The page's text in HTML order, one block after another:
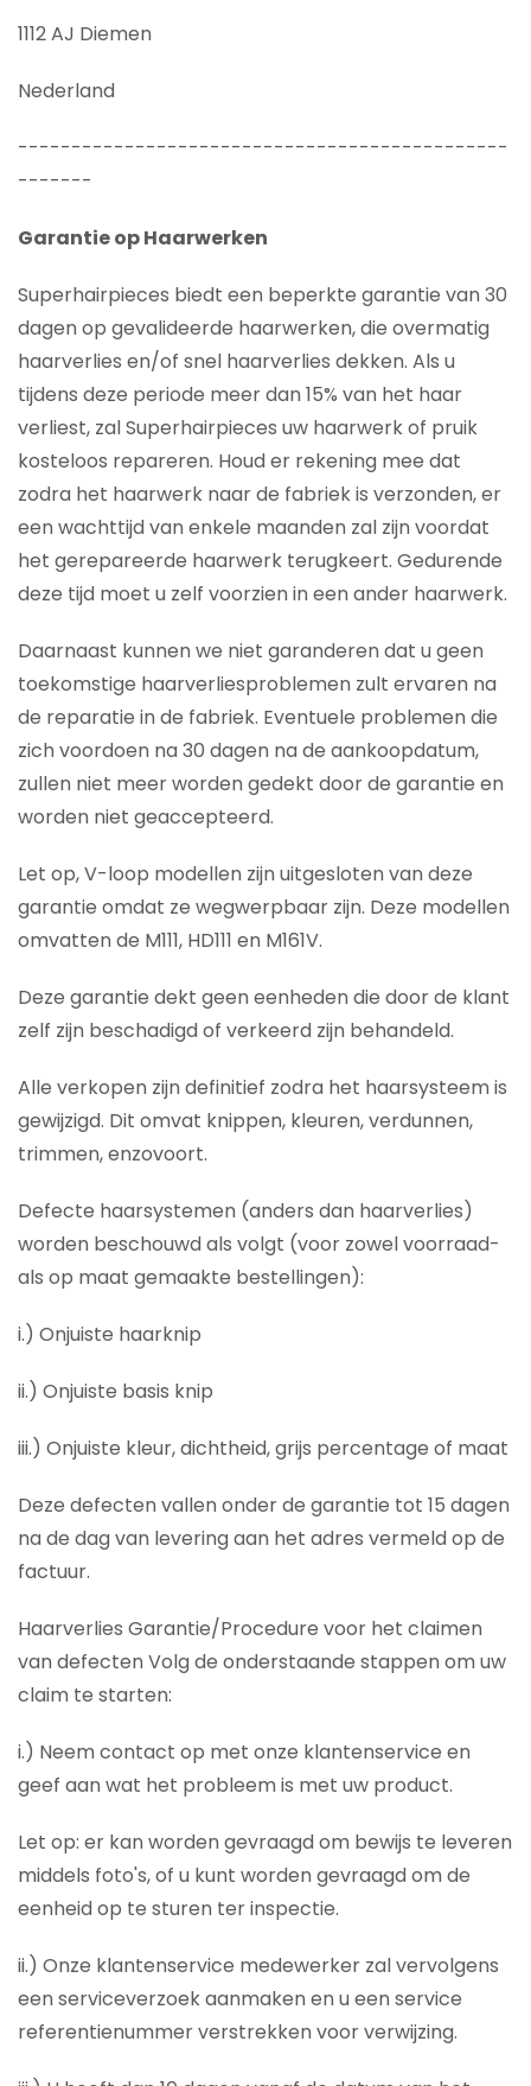
1112 AJ Diemen
Nederland
----------------------------------------------
-------
Garantie op Haarwerken
Superhairpieces biedt een beperkte garantie van 30
dagen op gevalideerde haarwerken, die overmatig
haarverlies en/of snel haarverlies dekken. Als u
tijdens deze periode meer dan 15% van het haar
verliest, zal Superhairpieces uw haarwerk of pruik
kosteloos repareren. Houd er rekening mee dat
zodra het haarwerk naar de fabriek is verzonden, er
een wachttijd van enkele maanden zal zijn voordat
het gerepareerde haarwerk terugkeert. Gedurende
deze tijd moet u zelf voorzien in een ander haarwerk.
Daarnaast kunnen we niet garanderen dat u geen
toekomstige haarverliesproblemen zult ervaren na
de reparatie in de fabriek. Eventuele problemen die
zich voordoen na 30 dagen na de aankoopdatum,
zullen niet meer worden gedekt door de garantie en
worden niet geaccepteerd.
Let op, V-loop modellen zijn uitgesloten van deze
garantie omdat ze wegwerpbaar zijn. Deze modellen
omvatten de M111, HD111 en M161V.
Deze garantie dekt geen eenheden die door de klant
zelf zijn beschadigd of verkeerd zijn behandeld.
Alle verkopen zijn definitief zodra het haarsysteem is
gewijzigd. Dit omvat knippen, kleuren, verdunnen,
trimmen, enzovoort.
Defecte haarsystemen (anders dan haarverlies)
worden beschouwd als volgt (voor zowel voorraad-
als op maat gemaakte bestellingen):
i.) Onjuiste haarknip
ii.) Onjuiste basis knip
iii.) Onjuiste kleur, dichtheid, grijs percentage of maat
Deze defecten vallen onder de garantie tot 15 dagen
na de dag van levering aan het adres vermeld op de
factuur.
Haarverlies Garantie/Procedure voor het claimen
van defecten Volg de onderstaande stappen om uw
claim te starten:
i.) Neem contact op met onze klantenservice en
geef aan wat het probleem is met uw product.
Let op: er kan worden gevraagd om bewijs te leveren
middels foto's, of u kunt worden gevraagd om de
eenheid op te sturen ter inspectie.
ii.) Onze klantenservice medewerker zal vervolgens
een serviceverzoek aanmaken en u een service
referentienummer verstrekken voor verwijzing.